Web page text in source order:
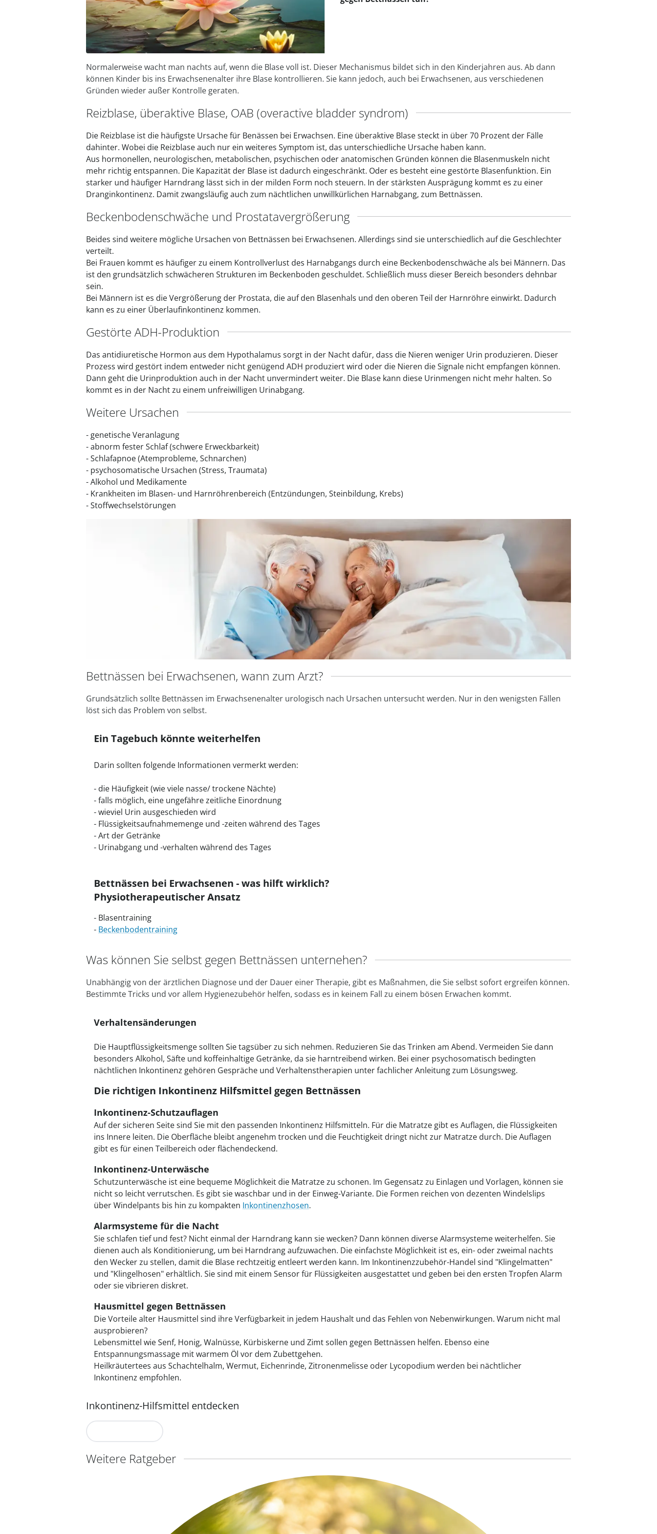
Hausapotheke
Kälte- & Wärmetherapie
‎ Alle Anzeigen
Toilettenstühle
Urinflaschen &
Nachttöpfe
Elektromobile
Ess- & Trinkhilfen
‎ Alle Anzeigen
Fußpflegeprodukte
Ohrreiniger
Parfüm
‎ Alle Anzeigen
Massage-Produkte
Sesselschoner
Herrenschuhe
Mützen & Hüte
‎ Alle Anzeigen
Geschenkideen
Insektenabwehr
Kleinmöbel
‎ Alle Anzeigen
praktische
Normalerweise wacht man nachts auf, wenn die Blase voll ist. Dieser Mechanismus bildet sich in den Kinderjahren aus. Ab dann
können Kinder bis ins Erwachsenenalter ihre Blase kontrollieren. Sie kann jedoch, auch bei Erwachsenen, aus verschiedenen
Gründen wieder außer Kontrolle geraten.
Reizblase, überaktive Blase, OAB (overactive bladder syndrom)
Die Reizblase ist die häufigste Ursache für Benässen bei Erwachsen. Eine überaktive Blase steckt in über 70 Prozent der Fälle
dahinter. Wobei die Reizblase auch nur ein weiteres Symptom ist, das unterschiedliche Ursache haben kann.
Aus hormonellen, neurologischen, metabolischen, psychischen oder anatomischen Gründen können die Blasenmuskeln nicht
mehr richtig entspannen. Die Kapazität der Blase ist dadurch eingeschränkt. Oder es besteht eine gestörte Blasenfunktion. Ein
starker und häufiger Harndrang lässt sich in der milden Form noch steuern. In der stärksten Ausprägung kommt es zu einer
Dranginkontinenz. Damit zwangsläufig auch zum nächtlichen unwillkürlichen Harnabgang, zum Bettnässen.
Beckenbodenschwäche und Prostatavergrößerung
Beides sind weitere mögliche Ursachen von Bettnässen bei Erwachsenen. Allerdings sind sie unterschiedlich auf die Geschlechter
verteilt.
Bei Frauen kommt es häufiger zu einem Kontrollverlust des Harnabgangs durch eine Beckenbodenschwäche als bei Männern. Das
ist den grundsätzlich schwächeren Strukturen im Beckenboden geschuldet. Schließlich muss dieser Bereich besonders dehnbar
sein.
Bei Männern ist es die Vergrößerung der Prostata, die auf den Blasenhals und den oberen Teil der Harnröhre einwirkt. Dadurch
kann es zu einer Überlaufinkontinenz kommen.
Gestörte ADH-Produktion
Das antidiuretische Hormon aus dem Hypothalamus sorgt in der Nacht dafür, dass die Nieren weniger Urin produzieren. Dieser
Prozess wird gestört indem entweder nicht genügend ADH produziert wird oder die Nieren die Signale nicht empfangen können.
Dann geht die Urinproduktion auch in der Nacht unvermindert weiter. Die Blase kann diese Urinmengen nicht mehr halten. So
kommt es in der Nacht zu einem unfreiwilligen Urinabgang.
Weitere Ursachen
- genetische Veranlagung
- abnorm fester Schlaf (schwere Erweckbarkeit)
- Schlafapnoe (Atemprobleme, Schnarchen)
- psychosomatische Ursachen (Stress, Traumata)
- Alkohol und Medikamente
- Krankheiten im Blasen- und Harnröhrenbereich (Entzündungen, Steinbildung, Krebs)
- Stoffwechselstörungen
Bettnässen bei Erwachsenen, wann zum Arzt?
Grundsätzlich sollte Bettnässen im Erwachsenenalter urologisch nach Ursachen untersucht werden. Nur in den wenigsten Fällen
löst sich das Problem von selbst.
Ein Tagebuch könnte weiterhelfen
Darin sollten folgende Informationen vermerkt werden:
- die Häufigkeit (wie viele nasse/ trockene Nächte)
- falls möglich, eine ungefähre zeitliche Einordnung
- wieviel Urin ausgeschieden wird
- Flüssigkeitsaufnahmemenge und -zeiten während des Tages
- Art der Getränke
- Urinabgang und -verhalten während des Tages
Bettnässen bei Erwachsenen - was hilft wirklich?
Physiotherapeutischer Ansatz
- Blasentraining
- Beckenbodentraining
Was können Sie selbst gegen Bettnässen unternehen?
Unabhängig von der ärztlichen Diagnose und der Dauer einer Therapie, gibt es Maßnahmen, die Sie selbst sofort ergreifen können.
Bestimmte Tricks und vor allem Hygienezubehör helfen, sodass es in keinem Fall zu einem bösen Erwachen kommt.
Verhaltensänderungen
Die Hauptflüssigkeitsmenge sollten Sie tagsüber zu sich nehmen. Reduzieren Sie das Trinken am Abend. Vermeiden Sie dann
besonders Alkohol, Säfte und koffeinhaltige Getränke, da sie harntreibend wirken. Bei einer psychosomatisch bedingten
nächtlichen Inkontinenz gehören Gespräche und Verhaltenstherapien unter fachlicher Anleitung zum Lösungsweg.
Die richtigen Inkontinenz Hilfsmittel gegen Bettnässen
Inkontinenz-Schutzauflagen
Auf der sicheren Seite sind Sie mit den passenden Inkontinenz Hilfsmitteln. Für die Matratze gibt es Auflagen, die Flüssigkeiten
ins Innere leiten. Die Oberfläche bleibt angenehm trocken und die Feuchtigkeit dringt nicht zur Matratze durch. Die Auflagen
gibt es für einen Teilbereich oder flächendeckend.
Inkontinenz-Unterwäsche
Schutzunterwäsche ist eine bequeme Möglichkeit die Matratze zu schonen. Im Gegensatz zu Einlagen und Vorlagen, können sie
nicht so leicht verrutschen. Es gibt sie waschbar und in der Einweg-Variante. Die Formen reichen von dezenten Windelslips
über Windelpants bis hin zu kompakten Inkontinenzhosen.
Alarmsysteme für die Nacht
Sie schlafen tief und fest? Nicht einmal der Harndrang kann sie wecken? Dann können diverse Alarmsysteme weiterhelfen. Sie
dienen auch als Konditionierung, um bei Harndrang aufzuwachen. Die einfachste Möglichkeit ist es, ein- oder zweimal nachts
den Wecker zu stellen, damit die Blase rechtzeitig entleert werden kann. Im Inkontinenzzubehör-Handel sind "Klingelmatten"
und "Klingelhosen" erhältlich. Sie sind mit einem Sensor für Flüssigkeiten ausgestattet und geben bei den ersten Tropfen Alarm
oder sie vibrieren diskret.
Hausmittel gegen Bettnässen
Die Vorteile alter Hausmittel sind ihre Verfügbarkeit in jedem Haushalt und das Fehlen von Nebenwirkungen. Warum nicht mal
ausprobieren?
Lebensmittel wie Senf, Honig, Walnüsse, Kürbiskerne und Zimt sollen gegen Bettnässen helfen. Ebenso eine
Entspannungsmassage mit warmem Öl vor dem Zubettgehen.
Heilkräutertees aus Schachtelhalm, Wermut, Eichenrinde, Zitronenmelisse oder Lycopodium werden bei nächtlicher
Inkontinenz empfohlen.
Inkontinenz-Hilfsmittel entdecken
Weitere Ratgeber